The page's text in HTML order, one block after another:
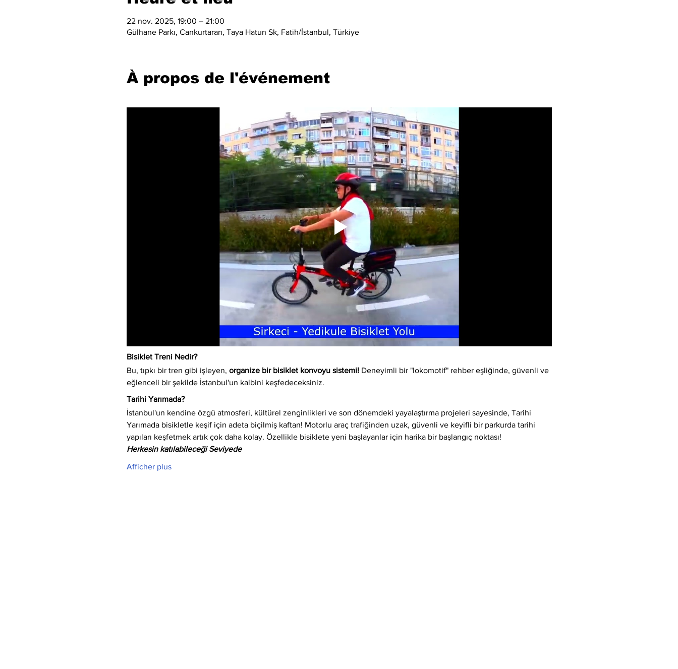
22 nov. 2025, 19:00 – 21:00
Gülhane Parkı, Cankurtaran, Taya Hatun Sk, Fatih/İstanbul, Türkiye
À propos de l'événement
Bisiklet Treni Nedir?
Bu, tıpkı bir tren gibi işleyen, organize bir bisiklet konvoyu sistemi! Deneyimli bir "lokomotif" rehber eşliğinde, güvenli ve
eğlenceli bir şekilde İstanbul'un kalbini keşfedeceksiniz.
Tarihi Yarımada?
İstanbul'un kendine özgü atmosferi, kültürel zenginlikleri ve son dönemdeki yayalaştırma projeleri sayesinde, Tarihi
Yarımada bisikletle keşif için adeta biçilmiş kaftan! Motorlu araç trafiğinden uzak, güvenli ve keyifli bir parkurda tarihi
yapıları keşfetmek artık çok daha kolay. Özellikle bisiklete yeni başlayanlar için harika bir başlangıç noktası!
Herkesin katılabileceği Seviyede
Afficher plus